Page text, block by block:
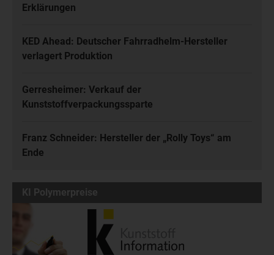
Erklärungen
KED Ahead: Deutscher Fahrradhelm-Hersteller
verlagert Produktion
Gerresheimer: Verkauf der
Kunststoffverpackungssparte
Franz Schneider: Hersteller der „Rolly Toys“ am
Ende
KI Polymerpreise